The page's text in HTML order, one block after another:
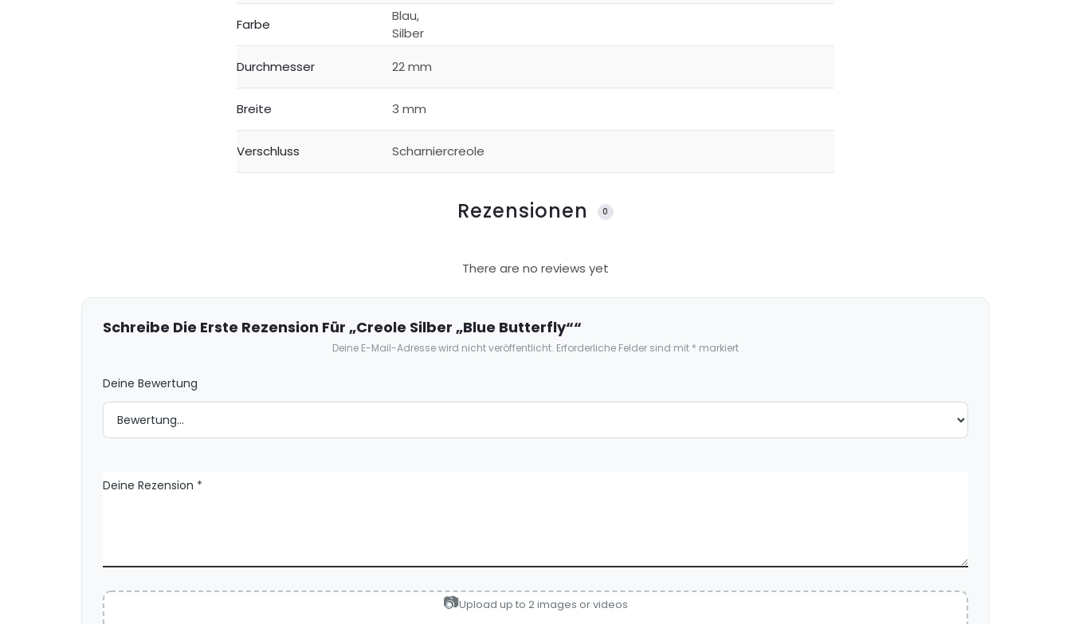
Farbe
Blau,
Silber
Durchmesser
22 mm
Breite 3 mm
Verschluss Scharniercreole
Rezensionen 0
z
There are no reviews yet
Schreibe Die Erste Rezension Für „Creole Silber „Blue Butterfly““
Deine E-Mail-Adresse wird nicht veröffentlicht. Erforderliche Felder sind mit * markiert
Deine Bewertung
Deine Rezension *
Upload up to 2 images or videos